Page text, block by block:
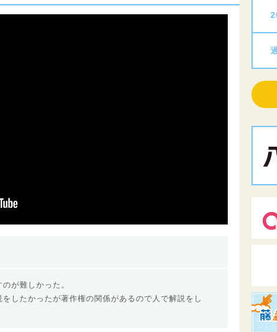
が難しかった。
したかったが著作権の関係があるので人で解説をし